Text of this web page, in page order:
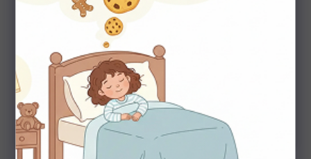
U nás nakupujte bez starostí
Autorizovaný prodejce všech značek. 100%
záruka. Záruční i pozáruční servis.